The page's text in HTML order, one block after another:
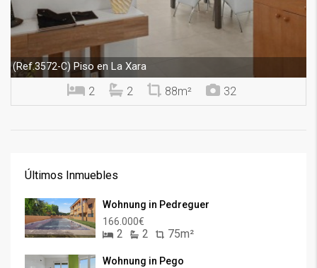
(Ref.3572-C) Piso en La Xara
2 2 88m² 32
Últimos Inmuebles
Wohnung in Pedreguer
166.000€
2 2 75m²
Wohnung in Pego